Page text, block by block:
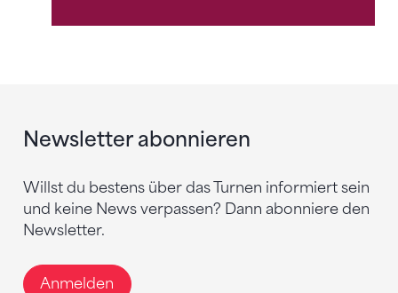
Newsletter abonnieren
Willst du bestens über das Turnen informiert sein
und keine News verpassen? Dann abonniere den
Newsletter.
Anmelden